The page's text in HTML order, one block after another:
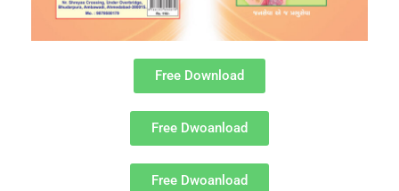
Free Download
Free Dwoanload
Free Dwoanload